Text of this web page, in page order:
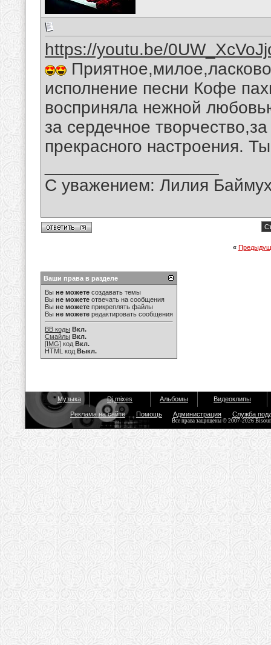
https://youtu.be/
исполнение песни Кофе
восприняла нежной
за сердечное
прекрасного настроения.
С уважением: Лилия
«
Ваши права в разделе
Вы не можете создавать темы
Вы не можете отвечать на сообщения
Вы не можете прикреплять файлы
Вы не можете редактировать сообщения
BB коды Вкл.
Смайлы Вкл.
[IMG] код Вкл.
HTML код Выкл.
Музыка Dj mixes Альбомы Видеоклипы
Реклама на сайте Помощь Администрация Служба
Все права защищены © 2007-2026